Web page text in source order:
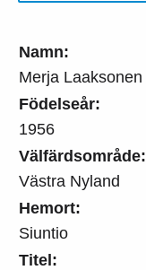
Namn:
Merja Laaksonen
Födelseår:
1956
Välfärdsområde:
Västra Nyland
Hemort:
Siuntio
Titel: